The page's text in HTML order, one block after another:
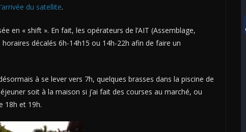
du satellite.
en « shift ». En fait, les opérateurs de l’AIT (Assemblage,
décalés 6h-14h15 ou 14h-22h afin de faire un
à se lever vers 7h, quelques brasses dans la piscine de
soit à la maison si j’ai fait des courses au marché, ou
18h et 19h.